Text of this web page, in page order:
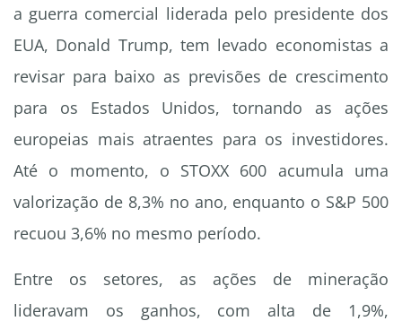
a guerra comercial liderada pelo presidente dos
EUA, Donald Trump, tem levado economistas a
revisar para baixo as previsões de crescimento
para os Estados Unidos, tornando as ações
europeias mais atraentes para os investidores.
Até o momento, o STOXX 600 acumula uma
valorização de 8,3% no ano, enquanto o S&P 500
recuou 3,6% no mesmo período.
Entre os setores, as ações de mineração
lideravam os ganhos, com alta de 1,9%,